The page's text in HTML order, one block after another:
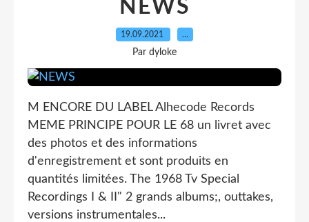
NEWS
19.09.2021 …
Par dyloke
M ENCORE DU LABEL Alhecode Records
MEME PRINCIPE POUR LE 68 un livret avec
des photos et des informations
d'enregistrement et sont produits en
quantités limitées. The 1968 Tv Special
Recordings I & II" 2 grands albums;, outtakes,
versions instrumentales...